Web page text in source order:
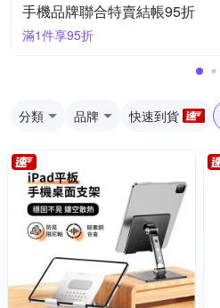
手機品牌聯合特賣結帳95折
滿1件享95折
分類 品牌 快速到貨